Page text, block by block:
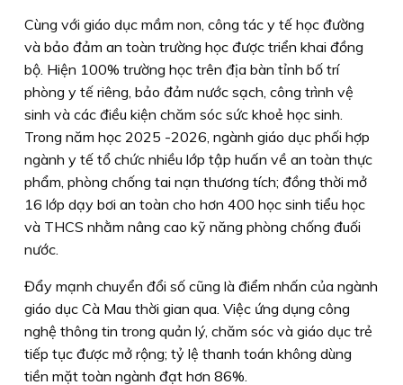
Cùng với giáo dục mầm non, công tác y tế học đường
và bảo đảm an toàn trường học được triển khai đồng
bộ. Hiện 100% trường học trên địa bàn tỉnh bố trí
phòng y tế riêng, bảo đảm nước sạch, công trình vệ
sinh và các điều kiện chăm sóc sức khoẻ học sinh.
Trong năm học 2025 -2026, ngành giáo dục phối hợp
ngành y tế tổ chức nhiều lớp tập huấn về an toàn thực
phẩm, phòng chống tai nạn thương tích; đồng thời mở
16 lớp dạy bơi an toàn cho hơn 400 học sinh tiểu học
và THCS nhằm nâng cao kỹ năng phòng chống đuối
nước.
Đẩy mạnh chuyển đổi số cũng là điểm nhấn của ngành
giáo dục Cà Mau thời gian qua. Việc ứng dụng công
nghệ thông tin trong quản lý, chăm sóc và giáo dục trẻ
tiếp tục được mở rộng; tỷ lệ thanh toán không dùng
tiền mặt toàn ngành đạt hơn 86%.